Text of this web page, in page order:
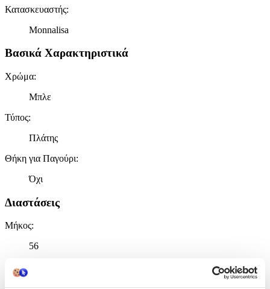
Κατασκευαστής:
Monnalisa
Βασικά Χαρακτηριστικά
Χρώμα:
Μπλε
Τύπος:
Πλάτης
Θήκη για Παγούρι:
Όχι
Διαστάσεις
Μήκος:
56
Πλάτος